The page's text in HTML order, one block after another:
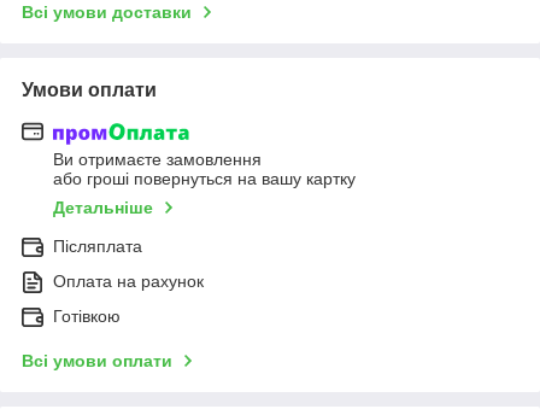
Всі умови доставки
Умови оплати
Ви отримаєте замовлення
або гроші повернуться на вашу картку
Детальніше
Післяплата
Оплата на рахунок
Готівкою
Всі умови оплати